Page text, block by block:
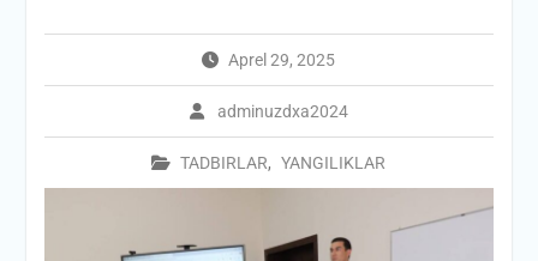
Aprel 29, 2025
adminuzdxa2024
TADBIRLAR, YANGILIKLAR